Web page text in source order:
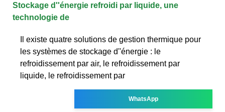
Stockage d''énergie refroidi par liquide, une
technologie de
Il existe quatre solutions de gestion thermique pour
les systèmes de stockage d''énergie : le
refroidissement par air, le refroidissement par
liquide, le refroidissement par
WhatsApp